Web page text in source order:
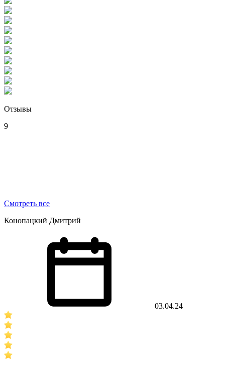
Отзывы
9
Смотреть все
Конопацкий Дмитрий
03.04.24